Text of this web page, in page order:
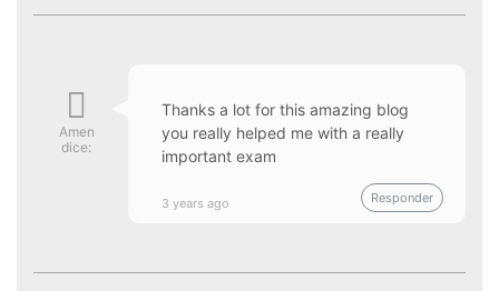
Amen
dice:
Thanks a lot for this amazing blog
you really helped me with a really
important exam
3 years ago Responder